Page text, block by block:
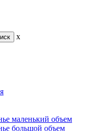
x
маленький объем
большой объем